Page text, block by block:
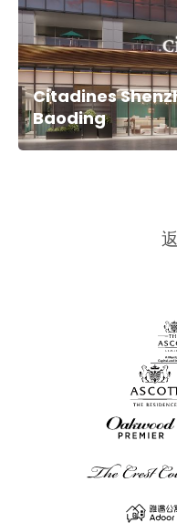
Citadines
Baoding